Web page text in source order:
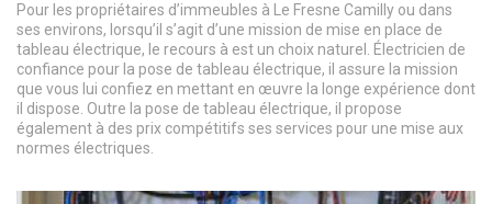
Pour les propriétaires d’immeubles à Le Fresne Camilly ou dans
ses environs, lorsqu’il s’agit d’une mission de mise en place de
tableau électrique, le recours à est un choix naturel. Électricien de
confiance pour la pose de tableau électrique, il assure la mission
que vous lui confiez en mettant en œuvre la longe expérience dont
il dispose. Outre la pose de tableau électrique, il propose
également à des prix compétitifs ses services pour une mise aux
normes électriques.